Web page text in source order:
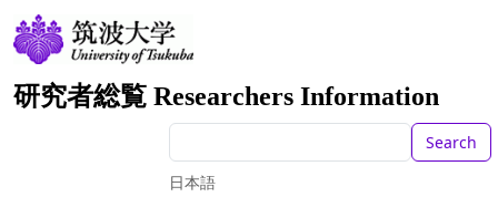
研究者総覧 Researchers Information
Search
日本語